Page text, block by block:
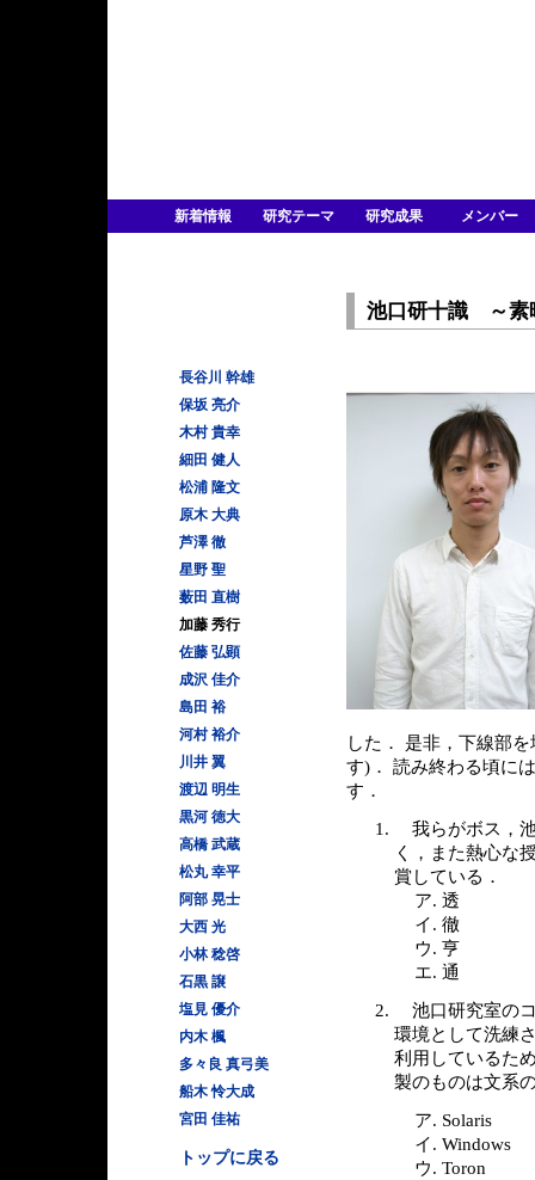
新着情報 研究テーマ 研究成果 メンバー
池口研十識 ～素
した． 是非，下線部
す)． 読み終わる頃に
す．
我らがボス，
く，また熱心な
賞している．
透
徹
亨
通
池口研究室の
環境として洗練
利用しているた
製のものは文系
Solaris
Windows
Toron
長谷川 幹雄
保坂 亮介
木村 貴幸
細田 健人
松浦 隆文
原木 大典
芦澤 徹
星野 聖
薮田 直樹
加藤 秀行
佐藤 弘顕
成沢 佳介
島田 裕
河村 裕介
川井 翼
渡辺 明生
黒河 徳大
高橋 武蔵
松丸 幸平
阿部 晃士
大西 光
小林 稔啓
石黒 譲
塩見 優介
内木 楓
多々良 真弓美
船木 怜大成
宮田 佳祐
トップに戻る